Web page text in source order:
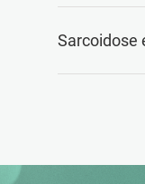
Sarcoidose